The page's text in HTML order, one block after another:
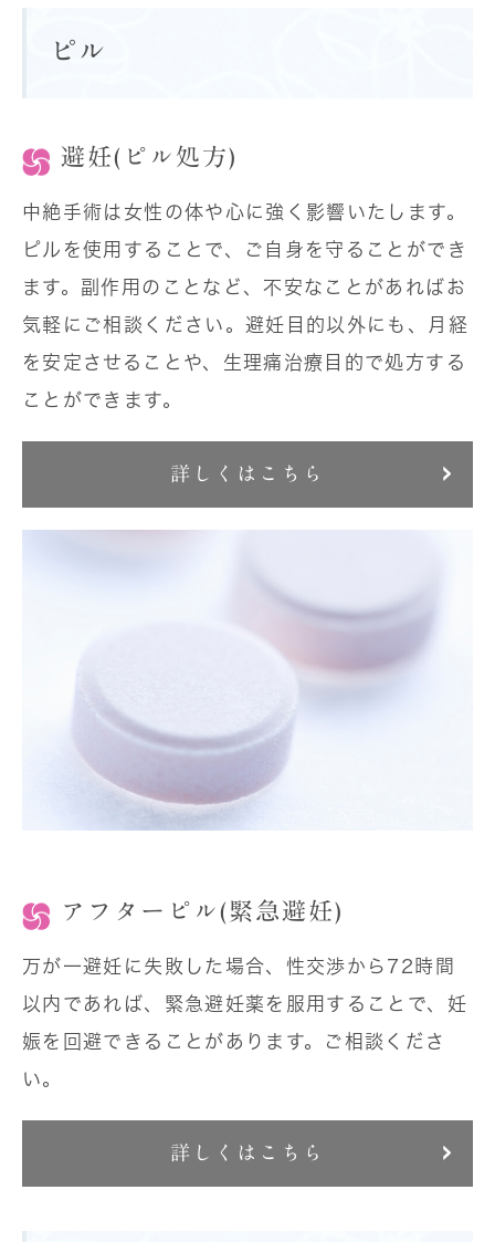
ピル
避妊(ピル処方)
中絶手術は女性の体や心に強く影響いたします。
ピルを使用することで、ご自身を守ることができ
ます。副作用のことなど、不安なことがあればお
気軽にご相談ください。避妊目的以外にも、月経
を安定させることや、生理痛治療目的で処方する
ことができます。
詳しくはこちら
アフターピル(緊急避妊)
万が一避妊に失敗した場合、性交渉から72時間
以内であれば、緊急避妊薬を服用することで、妊
娠を回避できることがあります。ご相談くださ
い。
詳しくはこちら